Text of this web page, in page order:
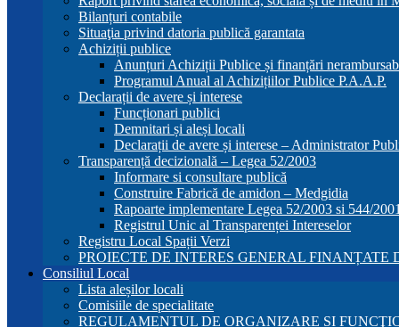
Bilanțuri contabile
Situaţia privind datoria publică garantata
Achiziții publice
Anunțuri Achiziții Publice și finanțări
Programul Anual al Achizițiilor Publice P.A.A.P.
Declarații de avere și interese
Funcționari publici
Demnitari și aleși locali
Declarații de avere și interese – Administrator
Transparență decizională – Legea 52/2003
Informare si consultare publică
Construire Fabrică de amidon – Medgidia
Rapoarte implementare Legea 52/2003 si 544/2001
Registrul Unic al Transparenței Intereselor
Registru Local Spații Verzi
PROIECTE DE INTERES GENERAL
Consiliul Local
Lista aleșilor locali
Comisiile de specialitate
REGULAMENTUL DE ORGANIZARE SI